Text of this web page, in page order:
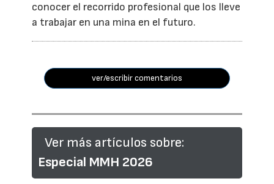
conocer el recorrido profesional que los lleve
a trabajar en una mina en el futuro.
ver/escribir comentarios
Ver más artículos sobre:
Especial MMH 2026